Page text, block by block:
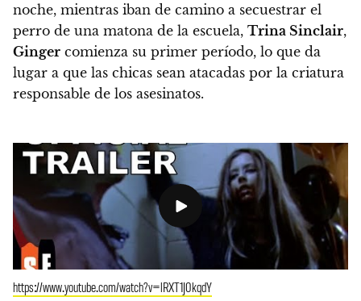
noche, mientras iban de camino a secuestrar el
perro de una matona de la escuela, Trina Sinclair,
Ginger comienza su primer período, lo que da
lugar a que las chicas sean atacadas por la criatura
responsable de los asesinatos.
https://www.youtube.com/watch?v=lRXT1J0kqdY